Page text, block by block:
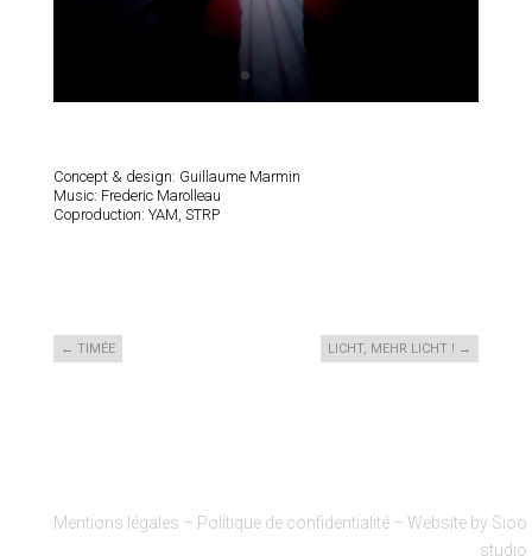
Concept & design: Guillaume Marmin
Music: Frederic Marolleau
Coproduction: YAM, STRP
← TIMÉE LICHT, MEHR LICHT ! →
Mentions légales – Politique de confidentialité– Website by Sioo
studio